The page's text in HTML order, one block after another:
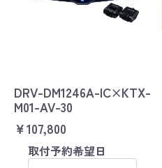
DRV-DM1246A-IC×KTX-
M01-AV-30
￥107,800
取付予約希望日